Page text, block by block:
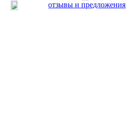
отзывы и предложения